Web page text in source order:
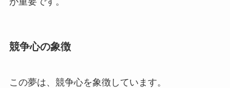
競争心の象徴
この夢は、競争心を象徴しています。